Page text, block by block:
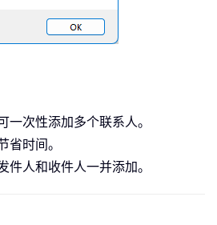
次性添加多个联系人。
省时间。
件人和收件人一并添加。